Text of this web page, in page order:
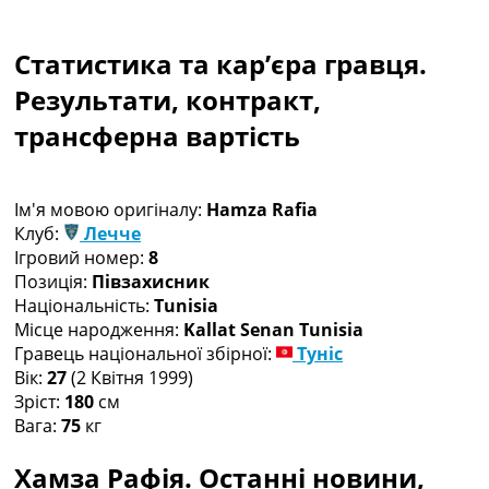
Чемпіонат Світу
Україна. Прем’єр-Ліга
Україна. Перша Ліга
Ліга Чемпіонів
Ще Турніри >>>
Таблиці
Чемпіонат Світу. Турнирні таблиці
Таблиця УПЛ
Перша Ліга
Таблиця АПЛ
Таблиця Ла Ліги
Таблиця Ліги Чемпіонів
Всі таблиці >>>
Рейтинги
Рейтинг клубів УЄФА
Статистика та кар’єра гравця.
Результати, контракт,
трансферна вартість
Ім'я мовою оригіналу: Hamza Rafia
Клуб:
Лечче
Ігровий номер: 8
Позиція: Півзахисник
Національність: Tunisia
Місце народження: Kallat Senan Tunisia
Гравець національної збірної:
Туніс
Вік: 27(2 Квітня 1999)
Зріст: 180 см
Вага: 75 кг
Хамза Рафія. Останні новини,